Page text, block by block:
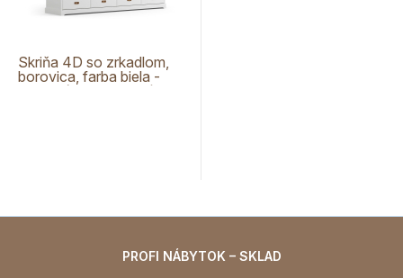
Skriňa 4D so zrkadlom,
borovica, farba biela -
medová borovica, séria
PROFI NÁBYTOK – SKLAD